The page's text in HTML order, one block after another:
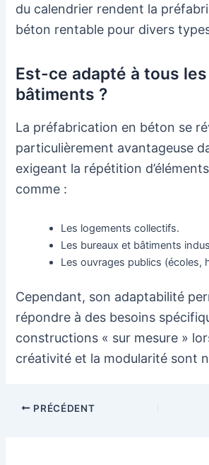
du calendrier rendent la
béton rentable pour divers
Est-ce adapté à tous
bâtiments ?
La préfabrication en béton se
particulièrement avantageuse
exigeant la répétition
comme :
Les logements collectifs.
Les bureaux et bâtiments
Les ouvrages publics (écoles,
Cependant, son adaptabilité
répondre à des besoins
constructions « sur mesure »
créativité et la modularité sont
NavigationPRÉCÉDENT